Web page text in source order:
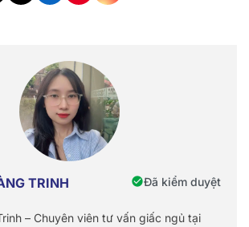
TRINH Đã kiểm duyệt
– Chuyên viên tư vấn giấc ngủ tại